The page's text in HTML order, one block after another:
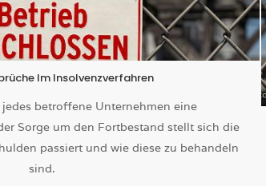
Im Insolvenzverfahren
betroffene Unternehmen eine
Sorge um den Fortbestand stellt sich die
passiert und wie diese zu behandeln
sind.